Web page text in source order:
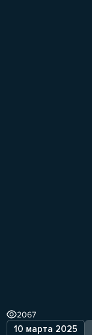
10 марта 2025
2067